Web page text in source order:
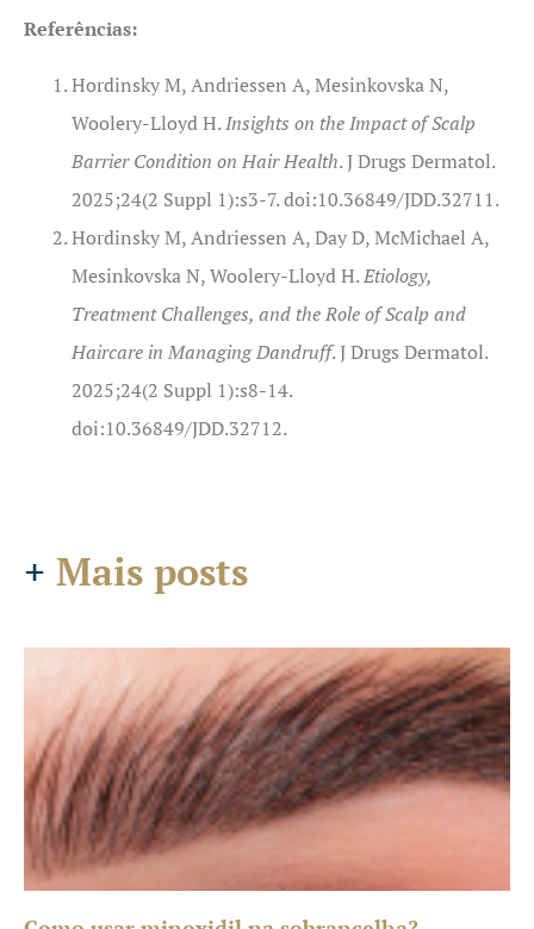
Referências:
Hordinsky M, Andriessen A, Mesinkovska N,
Woolery-Lloyd H.Insights on the Impact of Scalp
Barrier Condition on Hair Health. J Drugs Dermatol.
2025;24(2 Suppl 1):s3-7. doi:10.36849/JDD.32711.
Hordinsky M, Andriessen A, Day D, McMichael A,
Mesinkovska N, Woolery-Lloyd H.Etiology,
Treatment Challenges, and the Role of Scalp and
Haircare in Managing Dandruff. J Drugs Dermatol.
2025;24(2 Suppl 1):s8-14.
doi:10.36849/JDD.32712.
+ Mais posts